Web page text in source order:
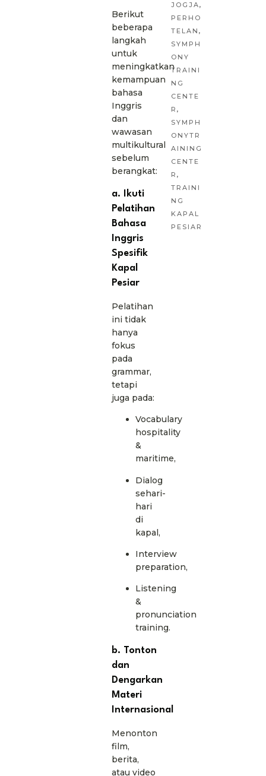
Berikut
beberapa
langkah
untuk
meningkatkan
kemampuan
bahasa
Inggris
dan
wawasan
multikultural
sebelum
berangkat:
a. Ikuti
Pelatihan
Bahasa
Inggris
Spesifik
Kapal
Pesiar
Pelatihan
ini tidak
hanya
fokus
pada
grammar,
tetapi
juga pada:
Vocabulary
hospitality
&
maritime,
Dialog
sehari-
hari
di
kapal,
Interview
preparation,
Listening
&
pronunciation
training.
b. Tonton
dan
Dengarkan
Materi
Internasional
Menonton
film,
berita,
atau video
JOGJA,
PERHO
TELAN ,
SYMPH
ONY
TRAINI
NG
CENTE
R ,
SYMPH
ONYTR
AINING
CENTE
R ,
TRAINI
NG
KAPAL
PESIAR